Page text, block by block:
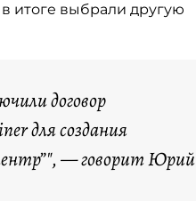
итоге выбрали другую
договор
для создания
— говорит Юрий